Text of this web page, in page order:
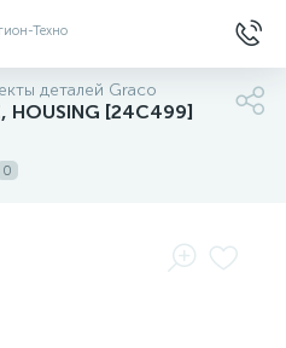
деталей Graco
HOUSING [24C499]
0